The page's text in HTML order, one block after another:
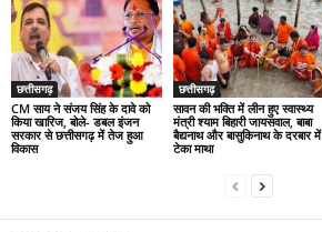
छत्तीसगढ़
CM साय ने संजय सिंह के दावे को
किया खारिज, बोले- डबल इंजन
सरकार से छत्तीसगढ़ में तेज हुआ
विकास
छत्तीसगढ़
सावन की भक्ति में लीन हुए स्वास्थ्य
मंत्री श्याम बिहारी जायसवाल, बाबा
बैद्यनाथ और बासुकिनाथ के दरबार में
टेका माथा